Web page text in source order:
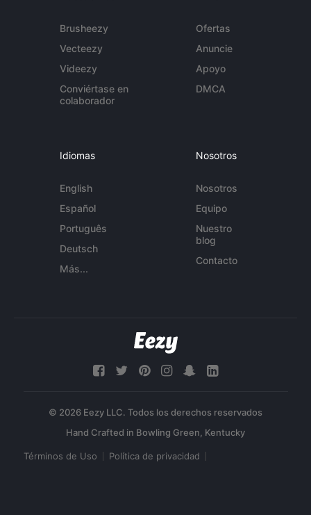
Brusheezy
Vecteezy
Videezy
Conviértase en
colaborador
Ofertas
Anuncie
Apoyo
DMCA
Idiomas
English
Español
Português
Deutsch
Más...
Nosotros
Nosotros
Equipo
Nuestro
blog
Contacto
© 2026 Eezy LLC. Todos los derechos reservados
Términos de Uso Política de privacidad